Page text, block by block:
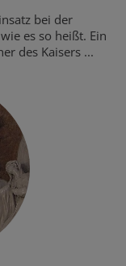
bei der
es so heißt. Ein
des Kaisers ...